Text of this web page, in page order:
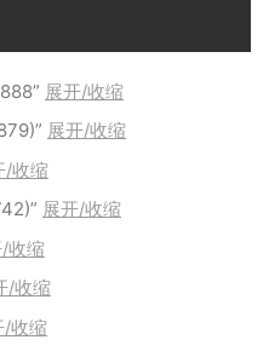
展开/收缩
展开/收缩
/收缩
展开/收缩
收缩
/收缩
/收缩